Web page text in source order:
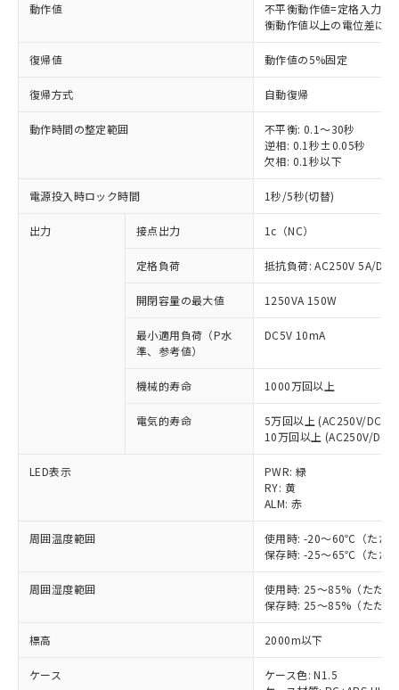
動作値
不平衡動作値=定格入力
衡動作値以上の電位差に
復帰値 動作値の5%固定
復帰方式 自動復帰
動作時間の整定範囲
不平衡: 0.1～30秒
逆相: 0.1秒±0.05秒
欠相: 0.1秒以下
電源投入時ロック時間 1秒/5秒(切替)
出力 接点出力 1c（NC）
定格負荷 抵抗負荷: AC250V 5A/
開閉容量の最大値 1250VA 150W
最小適用負荷（P水
準、参考値）
DC5V 10mA
機械的寿命 1000万回以上
電気的寿命
5万回以上 (AC250V/
10万回以上 (AC250V/
LED表示
PWR: 緑
RY: 黄
ALM: 赤
周囲温度範囲
使用時: -20～60℃（ただ
保存時: -25～65℃（ただ
周囲湿度範囲
使用時: 25～85%（ただ
保存時: 25～85%（ただ
標高 2000m以下
ケース
ケース色: N1.5
以下の条件をお読みいただき、同意のうえ
本サービスは、当社制御機器事業取扱
商品の当社在庫状況および標準価格
(税抜)を提供させていただくもので
当社制御機器事業取扱商品の中には、
本サービスの対象外となる商品もある
在庫状況および標準価格照会結果は、
※1 対応状況
対応済み：EU RoHS指令（10物質）の
非含有に対応した製品が提供可能な商品で
対応予定：EU RoHS指令（10物質）の非含
有に対応した製品に切り替える予定のある
対応予定なし：EU RoHS指令（10物質）の
非含有に非対応の商品で、対応品を出す予
調査・確認中：EU RoHS指令（10物質）の
非含有の対応状況を調査中または確認中の
非該当品：ライセンス料など無形物で、有
害物質有無と関係のない商品です。
仕入先様の事情により、非含有部品として
いたものが、含有品と判明した場合などや
むを得ず変更することがあります。
※1 中国RoHS○×表
「○」：最大均質材料含有率が中国RoHSの
基準値以下であることを示します。
「×」：最大均質材料含有率が中国RoHSの
基準値を超えていることを示します。
「－」：未確認です。当社販売部門へお問
当社は、これら貴社製品のうち、外国
為替および外国貿易法に定める商品
（以下｢規制貨物等」という）を輸出